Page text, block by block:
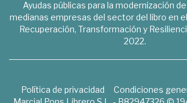
Ayudas públicas para la modernización
medianas empresas del sector del libro en
Recuperación, Transformación y
2022.
Política de privacidad Condiciones